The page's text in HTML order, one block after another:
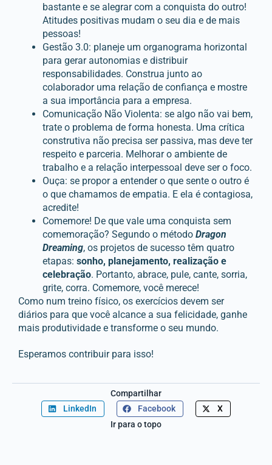
bastante e se alegrar com a conquista do outro!
Atitudes positivas mudam o seu dia e de mais
pessoas!
Gestão 3.0: planeje um organograma horizontal
para gerar autonomias e distribuir
responsabilidades. Construa junto ao
colaborador uma relação de confiança e mostre
a sua importância para a empresa.
Comunicação Não Violenta: se algo não vai bem,
trate o problema de forma honesta. Uma crítica
construtiva não precisa ser passiva, mas deve ter
respeito e parceria. Melhorar o ambiente de
trabalho e a relação interpessoal deve ser o foco.
Ouça: se propor a entender o que sente o outro é
o que chamamos de empatia. E ela é contagiosa,
acredite!
Comemore! De que vale uma conquista sem
comemoração? Segundo o método Dragon
Dreaming, os projetos de sucesso têm quatro
etapas: sonho, planejamento, realização e
celebração. Portanto, abrace, pule, cante, sorria,
grite, corra. Comemore, você merece!
Como num treino físico, os exercícios devem ser
diários para que você alcance a sua felicidade, ganhe
mais produtividade e transforme o seu mundo.
Esperamos contribuir para isso!
Compartilhar
LinkedIn
Facebook
X
Ir para o topo